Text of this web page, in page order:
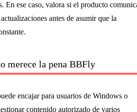
En ese caso, valora si el producto
antes de asumir que la
merece la pena BBFly
encajar para usuarios de Windows o
contenido autorizado de varios